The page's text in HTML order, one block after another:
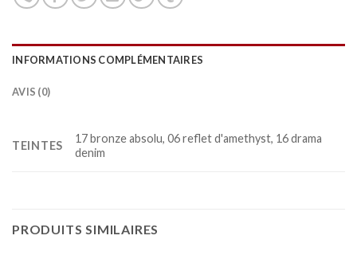
INFORMATIONS COMPLÉMENTAIRES
AVIS (0)
TEINTES
17 bronze absolu, 06 reflet d'amethyst, 16 drama
denim
PRODUITS SIMILAIRES